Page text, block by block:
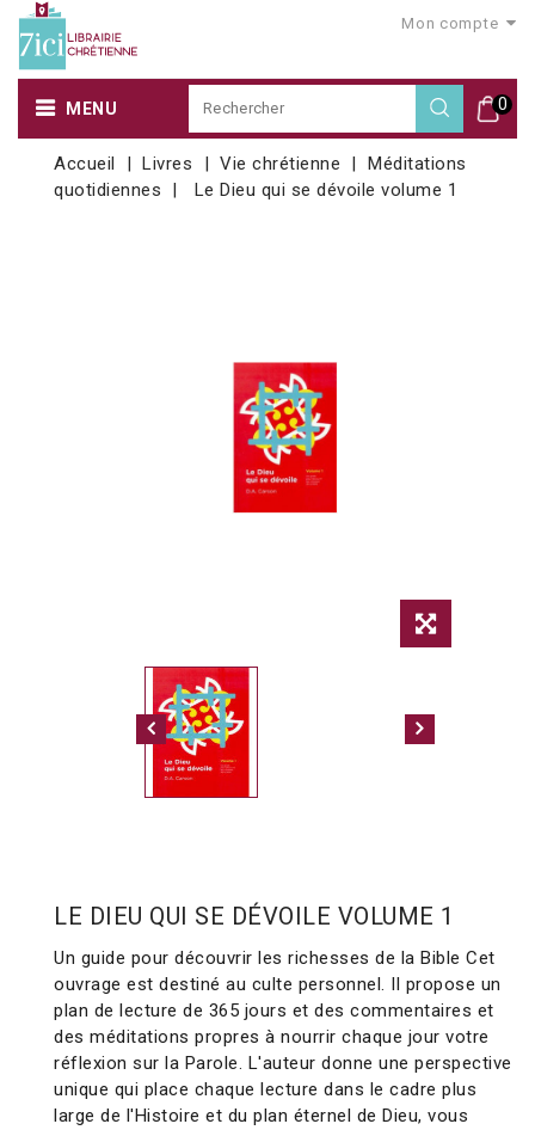
Mon compte
0
MENU
Accueil Livres Vie chrétienne
Méditations
quotidiennes
Le Dieu qui se dévoile volume 1
LE DIEU QUI SE DÉVOILE VOLUME 1
Un guide pour découvrir les richesses de la Bible Cet
ouvrage est destiné au culte personnel. Il propose un
plan de lecture de 365 jours et des commentaires et
des méditations propres à nourrir chaque jour votre
réflexion sur la Parole. L'auteur donne une perspective
unique qui place chaque lecture dans le cadre plus
large de l'Histoire et du plan éternel de Dieu, vous